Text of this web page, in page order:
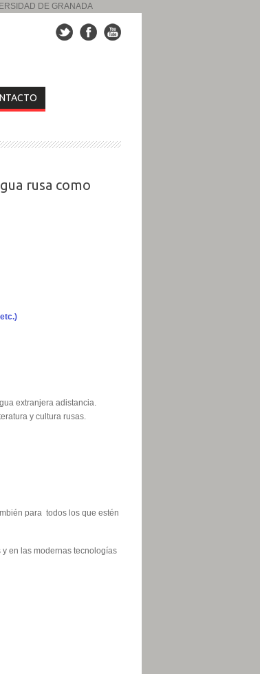
DE GRANADA
rusa como
extranjera adistancia.
y cultura rusas.
para todos los que estén
en las modernas tecnologías